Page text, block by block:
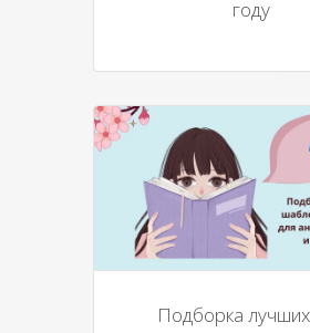
году
Подборка